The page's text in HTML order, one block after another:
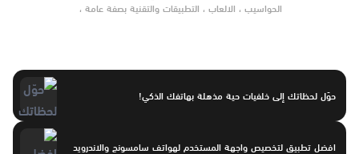
حوّل لحظاتك إلى خلفيات حية مذهلة بهاتفك الذكي!
افضل تطبيق لتخصيص واجهة المستخدم لهواتف سامسونج والاندرويد